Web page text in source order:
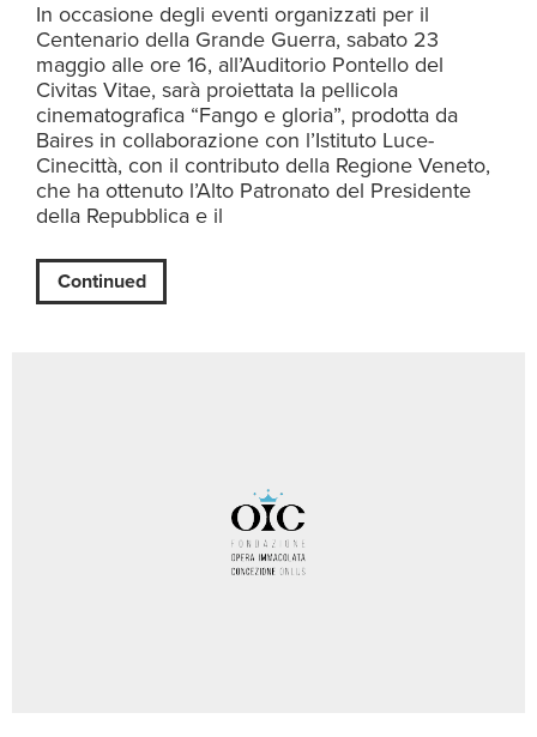
In occasione degli eventi organizzati per il
Centenario della Grande Guerra, sabato 23
maggio alle ore 16, all’Auditorio Pontello del
Civitas Vitae, sarà proiettata la pellicola
cinematografica “Fango e gloria”, prodotta da
Baires in collaborazione con l’Istituto Luce-
Cinecittà, con il contributo della Regione Veneto,
che ha ottenuto l’Alto Patronato del Presidente
della Repubblica e il
Continued